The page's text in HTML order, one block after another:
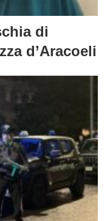
di
d’Aracoeli